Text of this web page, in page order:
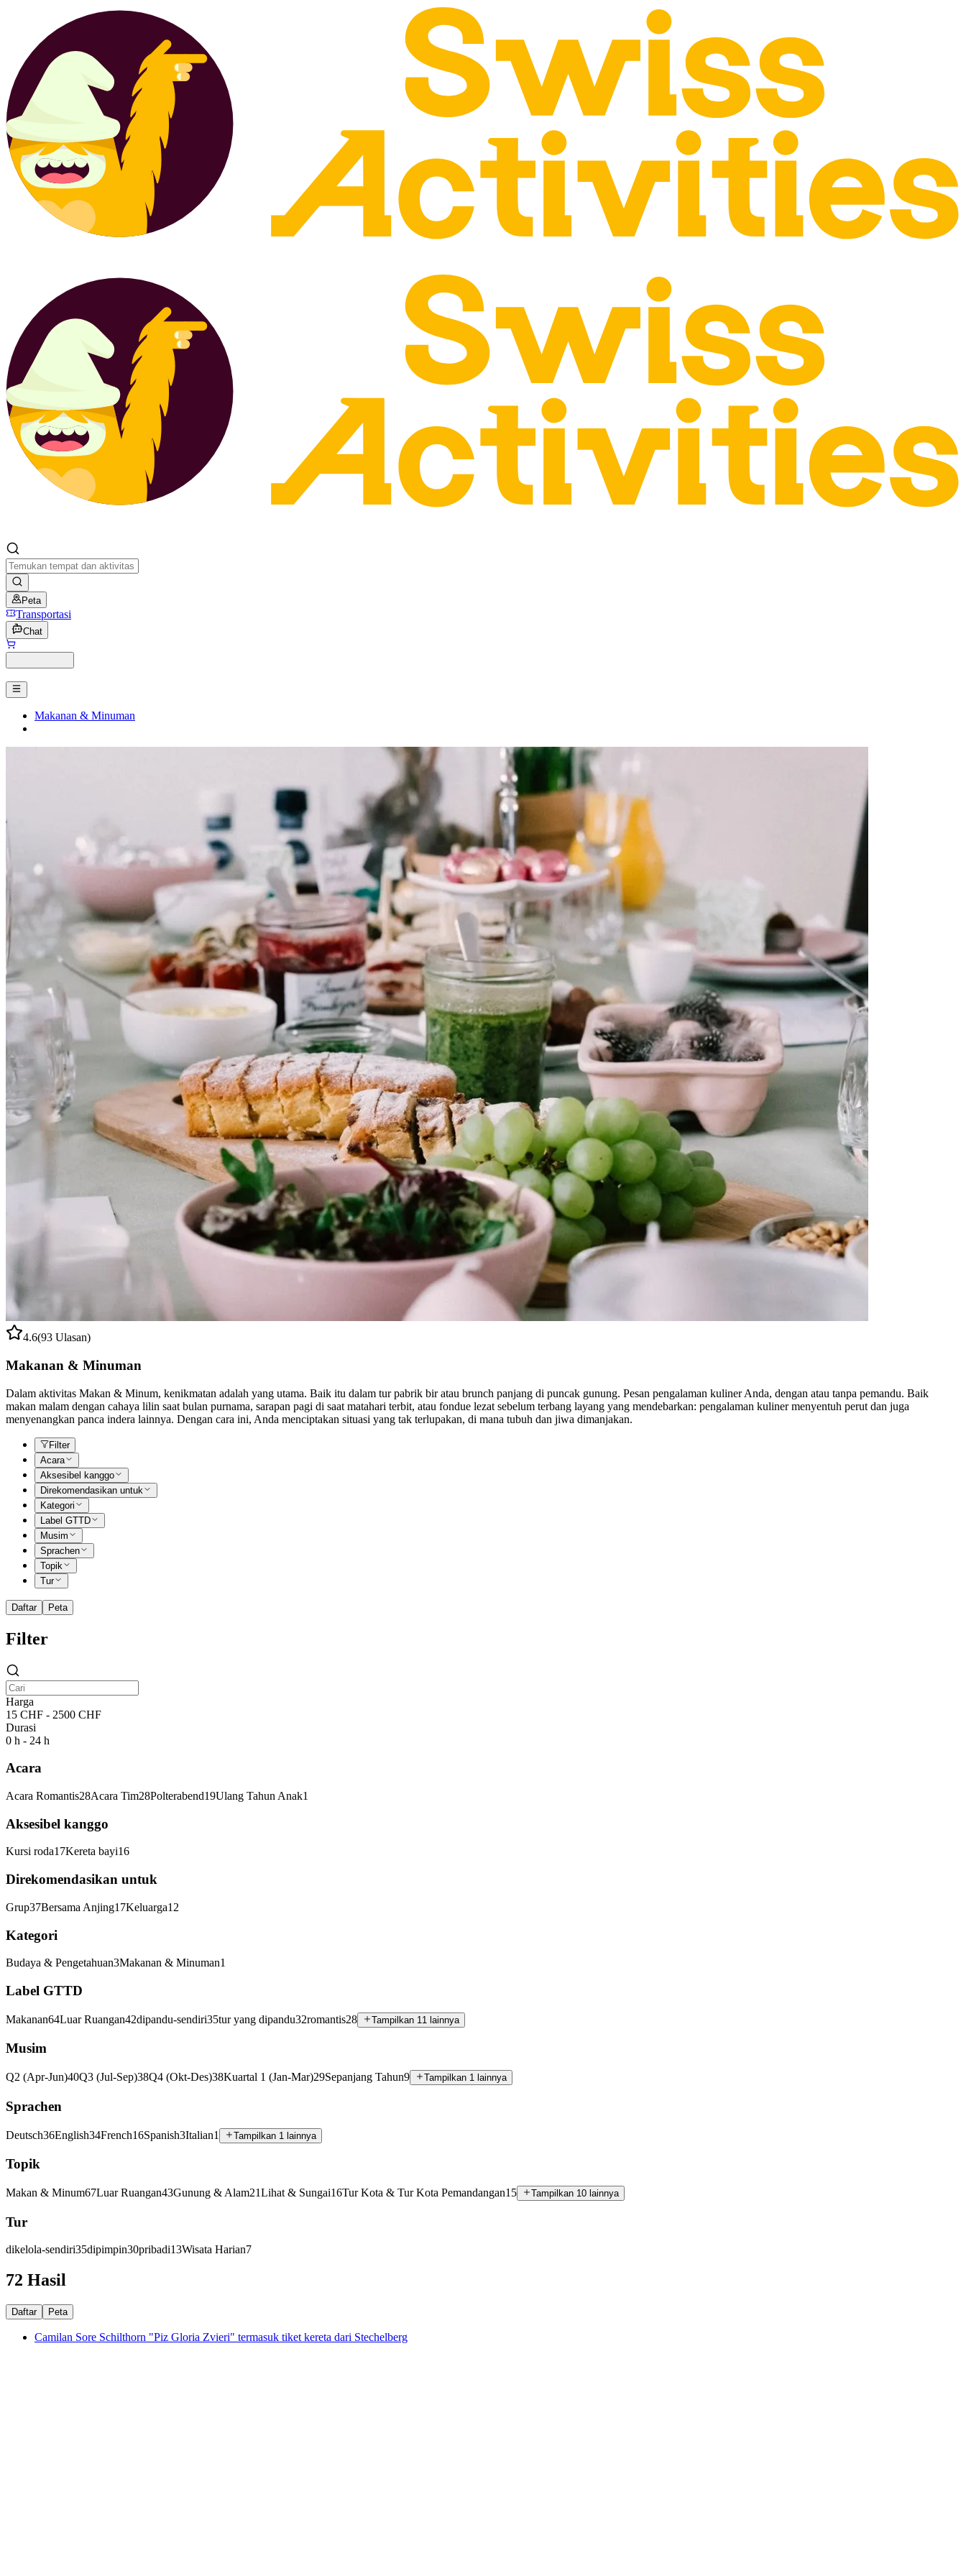
Peta
Transportasi
Chat
Makanan & Minuman
4.6(93 Ulasan)
Makanan & Minuman
Dalam aktivitas Makan & Minum, kenikmatan adalah yang utama. Baik itu dalam tur pabrik bir atau brunch panjang di puncak gunung. Pesan pengalaman kuliner Anda, dengan atau tanpa pemandu. Baik
makan malam dengan cahaya lilin saat bulan purnama, sarapan pagi di saat matahari terbit, atau fondue lezat sebelum terbang layang yang mendebarkan: pengalaman kuliner menyentuh perut dan juga
menyenangkan panca indera lainnya. Dengan cara ini, Anda menciptakan situasi yang tak terlupakan, di mana tubuh dan jiwa dimanjakan.
Filter
Acara
Aksesibel kanggo
Direkomendasikan untuk
Kategori
Label GTTD
Musim
Sprachen
Topik
Tur
Daftar Peta
Filter
Harga
15 CHF - 2500 CHF
Durasi
0 h - 24 h
Acara
Acara Romantis28Acara Tim28Polterabend19Ulang Tahun Anak1
Aksesibel kanggo
Kursi roda17Kereta bayi16
Direkomendasikan untuk
Grup37Bersama Anjing17Keluarga12
Kategori
Budaya & Pengetahuan3Makanan & Minuman1
Label GTTD
Makanan64Luar Ruangan42dipandu-sendiri35tur yang dipandu32romantis28 Tampilkan 11 lainnya
Musim
Q2 (Apr-Jun)40Q3 (Jul-Sep)38Q4 (Okt-Des)38Kuartal 1 (Jan-Mar)29Sepanjang Tahun9 Tampilkan 1 lainnya
Sprachen
Deutsch36English34French16Spanish3Italian1 Tampilkan 1 lainnya
Topik
Makan & Minum67Luar Ruangan43Gunung & Alam21Lihat & Sungai16Tur Kota & Tur Kota Pemandangan15 Tampilkan 10 lainnya
Tur
dikelola-sendiri35dipimpin30pribadi13Wisata Harian7
72 Hasil
Daftar Peta
Camilan Sore Schilthorn "Piz Gloria Zvieri" termasuk tiket kereta dari Stechelberg